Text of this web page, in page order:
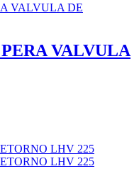
VALVULA